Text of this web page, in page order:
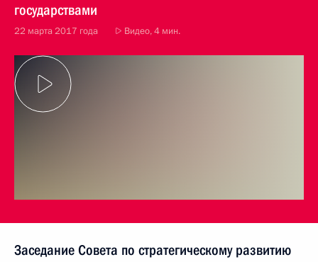
государствами
22 марта 2017 года Видео, 4 мин.
Заседание Совета по стратегическому развитию